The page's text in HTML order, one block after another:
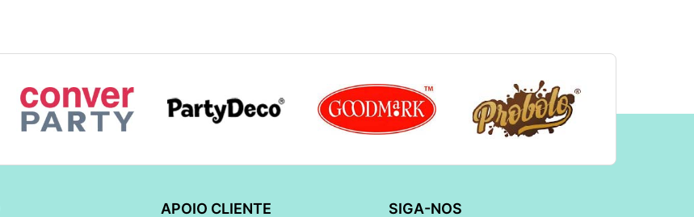
APOIO CLIENTE SIGA-NOS